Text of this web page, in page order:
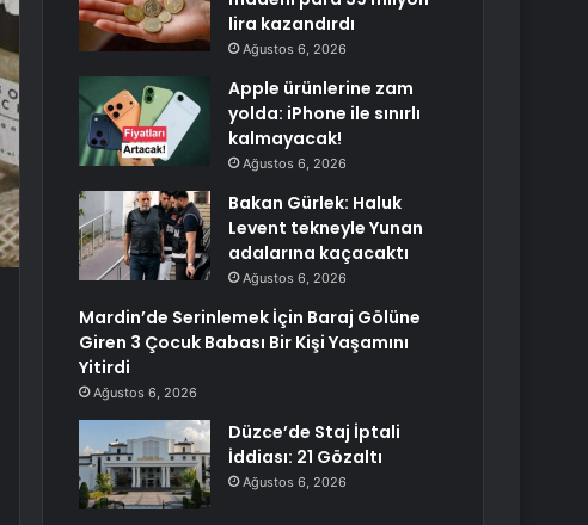
lira kazandırdı
Ağustos 6, 2026
Apple ürünlerine zam
yolda: iPhone ile sınırlı
kalmayacak!
Ağustos 6, 2026
Bakan Gürlek: Haluk
Levent tekneyle Yunan
adalarına kaçacaktı
Ağustos 6, 2026
Mardin’de Serinlemek İçin Baraj Gölüne
Giren 3 Çocuk Babası Bir Kişi Yaşamını
Yitirdi
Ağustos 6, 2026
Düzce’de Staj İptali
İddiası: 21 Gözaltı
Ağustos 6, 2026